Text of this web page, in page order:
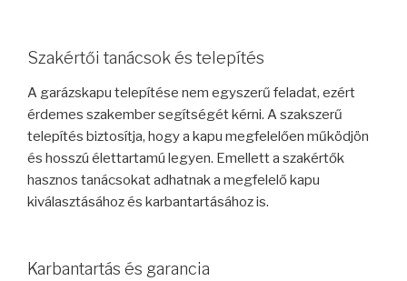
Szakértői tanácsok és telepítés
A garázskapu telepítése nem egyszerű feladat, ezért
érdemes szakember segítségét kérni. A szakszerű
telepítés biztosítja, hogy a kapu megfelelően működjön
és hosszú élettartamú legyen. Emellett a szakértők
hasznos tanácsokat adhatnak a megfelelő kapu
kiválasztásához és karbantartásához is.
Karbantartás és garancia